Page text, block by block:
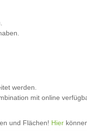
werden.
mit online
und Flächen! Hier